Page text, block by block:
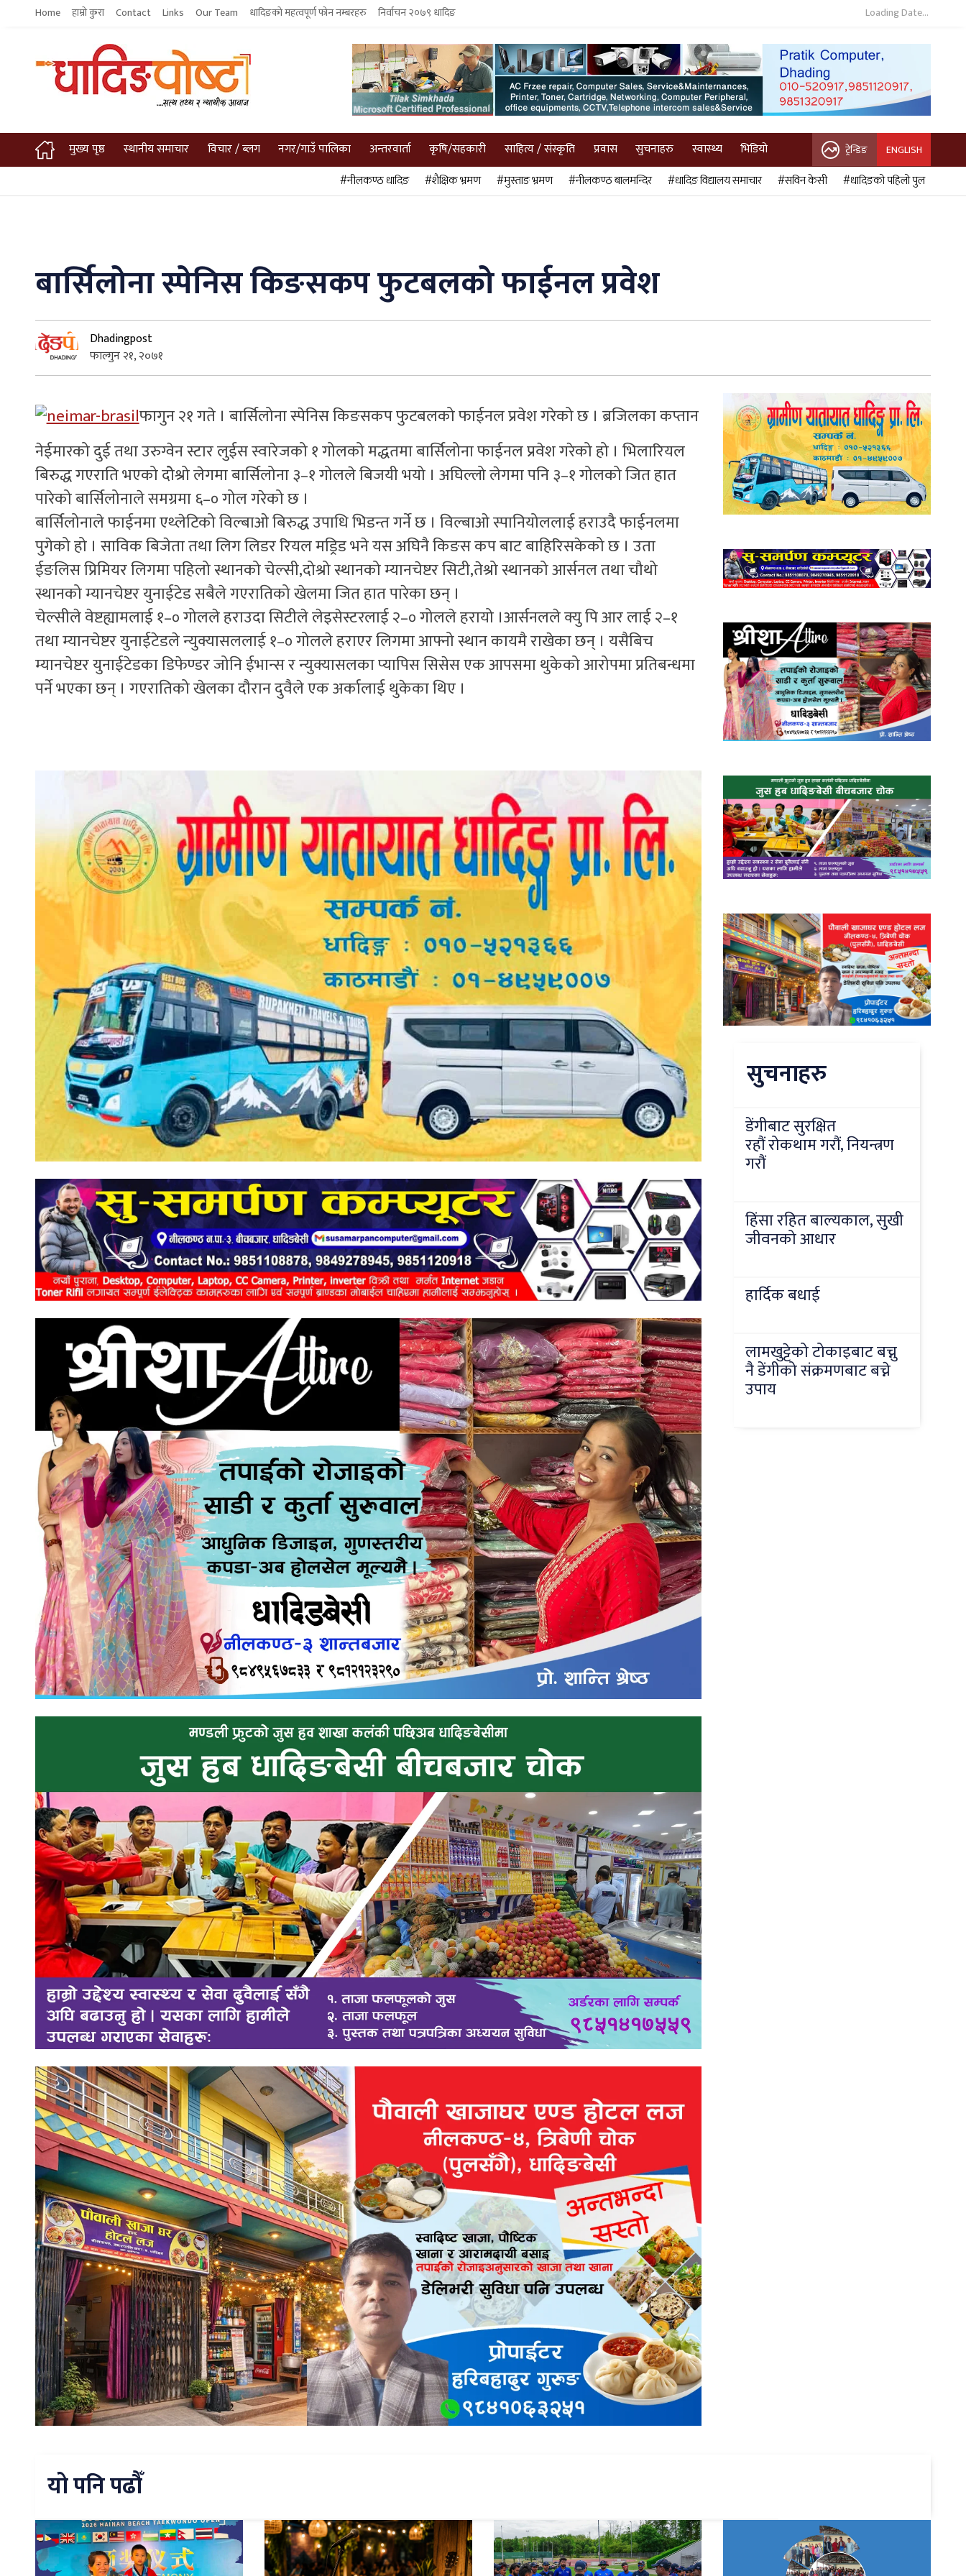
Home हाम्रो कुरा Contact Links Our Team धादिङको महत्वपूर्ण फोन नम्बरहरु निर्वाचन २०७९ धादिङ Loading Date...
मुख्य पृष्ठ स्थानीय समाचार विचार / ब्लग नगर/गाउँ पालिका अन्तरवार्ता कृषि/सहकारी साहित्य / संस्कृति प्रवास सुचनाहरु स्वास्थ्य भिडियो ट्रेन्डिङ ENGLISH
#नीलकण्ठ धादिङ #शैक्षिक भ्रमण #मुस्ताङ भ्रमण #नीलकण्ठ बालमन्दिर #धादिङ विद्यालय समाचार #सविन केसी #धादिङको पहिलो पुल
बार्सिलोना स्पेनिस किङसकप फुटबलको फाईनल प्रवेश
Dhadingpost
फाल्गुन २१, २०७१
फागुन २१ गते । बार्सिलोना स्पेनिस किङसकप फुटबलको फाईनल प्रवेश गरेको छ । ब्रजिलका कप्तान
नेईमारको दुई तथा उरुग्वेन स्टार लुईस स्वारेजको १ गोलको मद्धतमा बार्सिलोना फाईनल प्रवेश गरेको हो । भिलारियल
बिरुद्ध गएराति भएको दोेश्रो लेगमा बार्सिलोना ३–१ गोलले बिजयी भयो । अघिल्लो लेगमा पनि ३–१ गोलको जित हात
पारेको बार्सिलोनाले समग्रमा ६–० गोल गरेको छ ।
बार्सिलोनाले फाईनमा एथ्लेटिको विल्बाओ बिरुद्ध उपाधि भिडन्त गर्ने छ । विल्बाओ स्पानियोललाई हराउदै फाईनलमा
पुगेको हो । साविक बिजेता तथा लिग लिडर रियल मड्रिड भने यस अघिनै किङस कप बाट बाहिरिसकेको छ । उता
ईङलिस प्रिमियर लिगमा पहिलो स्थानको चेल्सी,दोश्रो स्थानको म्यानचेष्टर सिटी,तेश्रो स्थानको आर्सनल तथा चौथो
स्थानको म्यानचेष्टर युनाईटेड सबैले गएरातिको खेलमा जित हात पारेका छन् ।
चेल्सीले वेष्टह्यामलाई १–० गोलले हराउदा सिटीले लेइसेस्टरलाई २–० गोलले हरायो ।आर्सनलले क्यु पि आर लाई २–१
तथा म्यानचेष्टर युनाईटेडले न्युक्यासललाई १–० गोलले हराएर लिगमा आफ्नो स्थान कायमै राखेका छन् । यसैबिच
म्यानचेष्टर युनाईटेडका डिफेण्डर जोनि ईभान्स र न्युक्यासलका प्यापिस सिसेस एक आपसमा थुकेको आरोपमा प्रतिबन्धमा
पर्ने भएका छन् । गएरातिको खेलका दौरान दुवैले एक अर्कालाई थुकेका थिए ।
सुचनाहरु
डेंगीबाट सुरक्षित
रहौं रोकथाम गरौं, नियन्त्रण
गरौं
हिंसा रहित बाल्यकाल, सुखी
जीवनको आधार
हार्दिक बधाई
लामखुट्टेको टोकाइबाट बच्नु
नै डेंगीको संक्रमणबाट बच्ने
उपाय
यो पनि पढौँ